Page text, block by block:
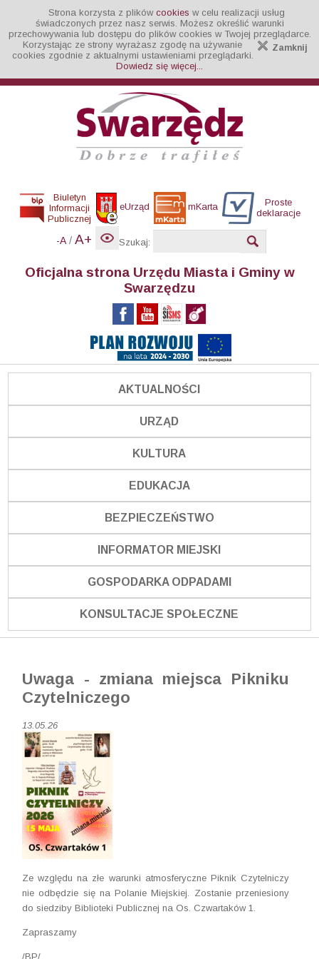
Strona korzysta z plików cookies w celu realizacji usług
świadczonych przez nasz serwis. Możesz określić warunki
przechowywania lub dostępu do plików cookies w Twojej przeglądarce.
Zamknij
Korzystając ze strony wyrażasz zgodę na używanie
cookies zgodnie z aktualnymi ustawieniami przeglądarki.
Dowiedz się więcej...
Biuletyn
Informacji
Publicznej
eUrząd mKarta
Proste
deklaracje
-A / A+ Szukaj:
Oficjalna strona Urzędu Miasta i Gminy w
Swarzędzu
AKTUALNOŚCI
URZĄD
KULTURA
EDUKACJA
BEZPIECZEŃSTWO
INFORMATOR MIEJSKI
GOSPODARKA ODPADAMI
KONSULTACJE SPOŁECZNE
Uwaga - zmiana miejsca Pikniku
Czytelniczego
13.05.26
Ze względu na złe warunki atmosferyczne Piknik Czytelniczy
nie odbędzie się na Polanie Miejskiej. Zostanie przeniesiony
do siedziby Biblioteki Publicznej na Os. Czwartaków 1.
Zapraszamy
/BP/